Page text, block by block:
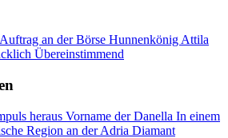
Auftrag an der Börse Hunnenkönig Attila
Übereinstimmend
heraus Vorname der Danella In einem
Region an der Adria Diamant